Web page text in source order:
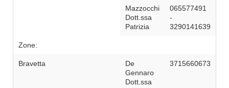
Mazzocchi
Dott.ssa
Patrizia
065577491
-
3290141639
Zone:
Bravetta
De
Gennaro
Dott.ssa
3715660673